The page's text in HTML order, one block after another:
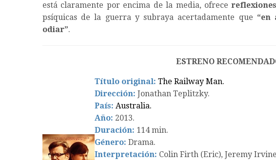
está claramente por encima de la media, ofrece
psíquicas de la guerra y subraya acertadamente que “en
odiar”.
ESTRENO
Título original: The Railway Man.
Dirección: Jonathan Teplitzky.
País: Australia.
Año: 2013.
Duración: 114 min.
Género: Drama.
Interpretación: Colin Firth (Eric), Jeremy